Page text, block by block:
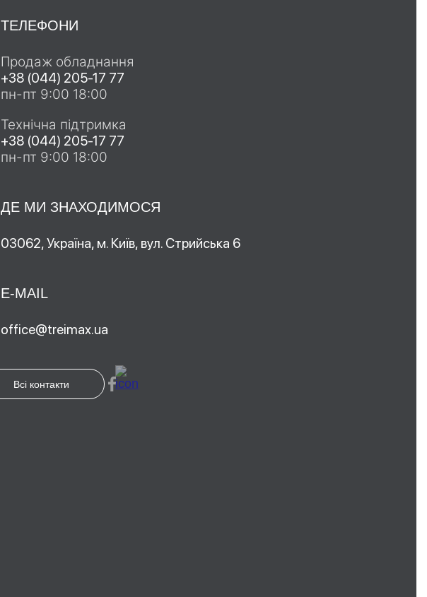
ТЕЛЕФОНИ
Продаж обладнання
+38 (044) 205-17 77
пн-пт 9:00 18:00
Технічна підтримка
+38 (044) 205-17 77
пн-пт 9:00 18:00
ДЕ МИ ЗНАХОДИМОСЯ
03062, Україна, м. Київ, вул. Стрийська 6
E-MAIL
office@treimax.ua
Всі контакти